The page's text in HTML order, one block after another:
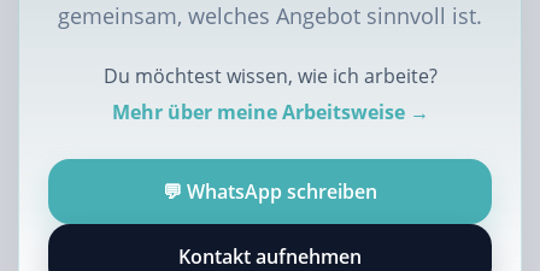
gemeinsam, welches Angebot sinnvoll ist.
Du möchtest wissen, wie ich arbeite?
Mehr über meine Arbeitsweise →
💬 WhatsApp schreiben
Kontakt aufnehmen